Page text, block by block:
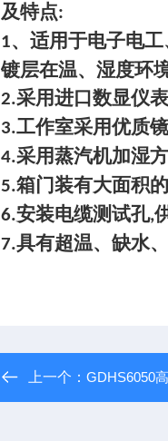
及特点:
1、适用于电子电
镀层在温、湿度环
2.采用进口数显仪
3.工作室采用优质
4.采用蒸汽机加湿
5.箱门装有大面积
6.安装电缆测试孔,
7.具有超温、缺水
上一个：GDHS6050